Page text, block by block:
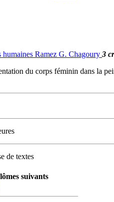
humaines Ramez G. Chagoury 3
du corps féminin dans la
de textes
suivants